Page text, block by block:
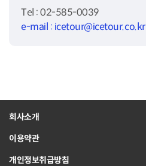
Tel : 02-585-0039
e-mail : icetour@icetour.co.kr
회사소개
이용약관
개인정보취급방침